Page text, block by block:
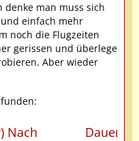
denke man muss sich
einfach mehr
noch die Flugzeiten
gerissen und überlege
Aber wieder
Nach Dauer